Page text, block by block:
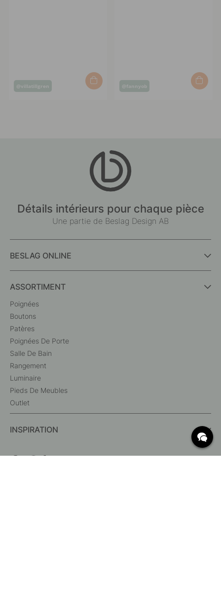
Post
@villatillgren
Post
@fannyob
Détails intérieurs pour chaque pièce
Une partie de Beslag Design AB
BESLAG ONLINE
ASSORTIMENT
Poignées
Boutons
Patères
Poignées De Porte
Salle De Bain
Rangement
Luminaire
Pieds De Meubles
Outlet
INSPIRATION